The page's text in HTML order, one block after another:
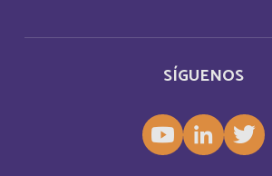
SÍGUENOS
Congo